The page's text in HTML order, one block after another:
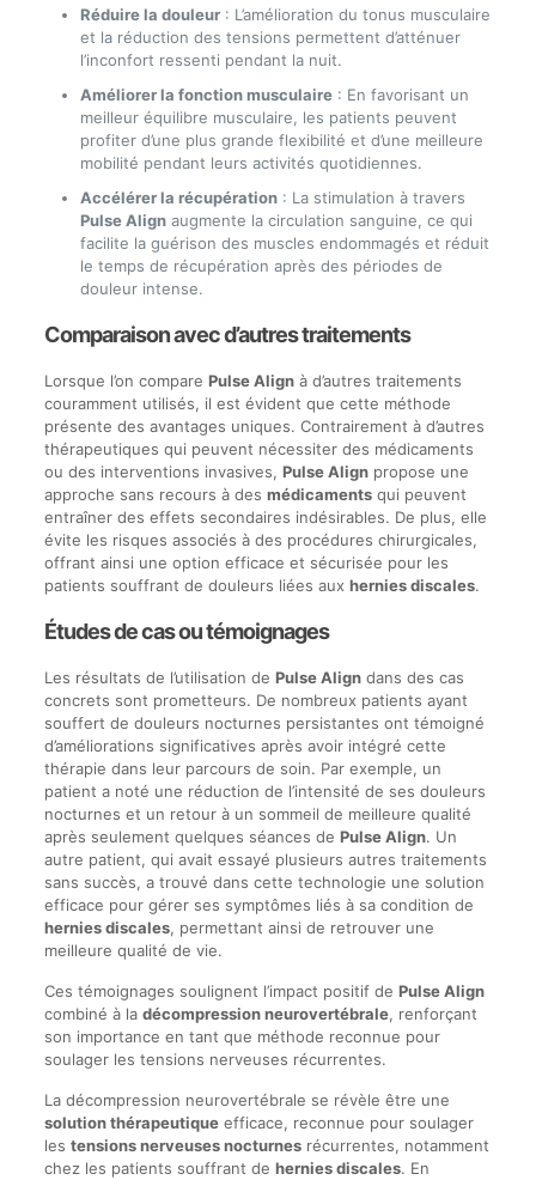
Réduire la douleur: L’amélioration du tonus musculaire
et la réduction des tensions permettent d’atténuer
l’inconfort ressenti pendant la nuit.
Améliorer la fonction musculaire: En favorisant un
meilleur équilibre musculaire, les patients peuvent
profiter d’une plus grande flexibilité et d’une meilleure
mobilité pendant leurs activités quotidiennes.
Accélérer la récupération: La stimulation à travers
Pulse Alignaugmente la circulation sanguine, ce qui
facilite la guérison des muscles endommagés et réduit
le temps de récupération après des périodes de
douleur intense.
Comparaison avec d’autres traitements
Lorsque l’on compare Pulse Alignà d’autres traitements
couramment utilisés, il est évident que cette méthode
présente des avantages uniques. Contrairement à d’autres
thérapeutiques qui peuvent nécessiter des médicaments
ou des interventions invasives, Pulse Alignpropose une
approche sans recours à des médicamentsqui peuvent
entraîner des effets secondaires indésirables. De plus, elle
évite les risques associés à des procédures chirurgicales,
offrant ainsi une option efficace et sécurisée pour les
patients souffrant de douleurs liées aux hernies discales.
Études de cas ou témoignages
Les résultats de l’utilisation de Pulse Aligndans des cas
concrets sont prometteurs. De nombreux patients ayant
souffert de douleurs nocturnes persistantes ont témoigné
d’améliorations significatives après avoir intégré cette
thérapie dans leur parcours de soin. Par exemple, un
patient a noté une réduction de l’intensité de ses douleurs
nocturnes et un retour à un sommeil de meilleure qualité
après seulement quelques séances de Pulse Align. Un
autre patient, qui avait essayé plusieurs autres traitements
sans succès, a trouvé dans cette technologie une solution
efficace pour gérer ses symptômes liés à sa condition de
hernies discales, permettant ainsi de retrouver une
meilleure qualité de vie.
Ces témoignages soulignent l’impact positif de Pulse Align
combiné à la décompression neurovertébrale, renforçant
son importance en tant que méthode reconnue pour
soulager les tensions nerveuses récurrentes.
La décompression neurovertébrale se révèle être une
solution thérapeutiqueefficace, reconnue pour soulager
les tensions nerveuses nocturnesrécurrentes, notamment
chez les patients souffrant de hernies discales. En